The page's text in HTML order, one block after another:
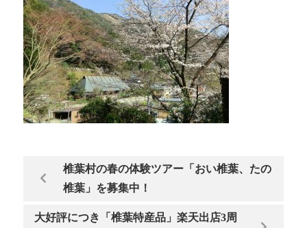
椎葉村の春の体験ツアー「おい椎葉、たの
椎葉」を募集中！
大好評につき「椎葉特産品」楽天出店3周